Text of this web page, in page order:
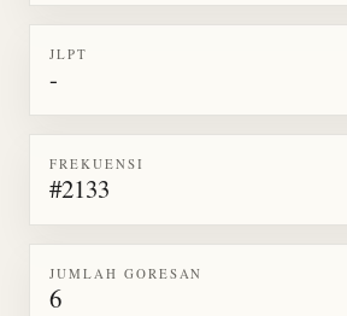
JLPT
-
FREKUENSI
#2133
JUMLAH GORESAN
6